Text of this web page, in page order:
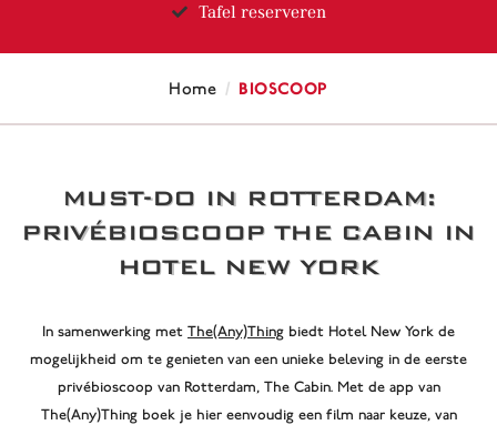
Tafel reserveren
Home / Bioscoop
MUST-DO IN ROTTERDAM:
PRIVÉBIOSCOOP THE CABIN IN
HOTEL NEW YORK
In samenwerking met The(Any)Thing biedt Hotel New York de
mogelijkheid om te genieten van een unieke beleving in de eerste
privébioscoop van Rotterdam, The Cabin. Met de app van
The(Any)Thing boek je hier eenvoudig een film naar keuze, van